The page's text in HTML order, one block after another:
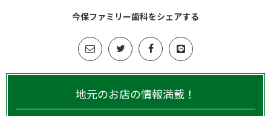
今保ファミリー歯科をシェアする
地元のお店の情報満載！